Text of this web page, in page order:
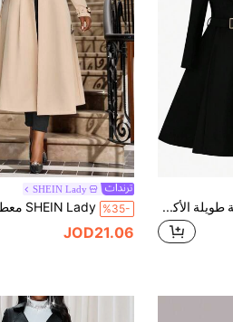
Rometta جاكيت صوفية طويلة الأكمام مزرّرة بسحّاب على الخصر مقاس كبير ، مناسبة للخريف والشتاء
SHEIN Lady
%35-
JOD21.06